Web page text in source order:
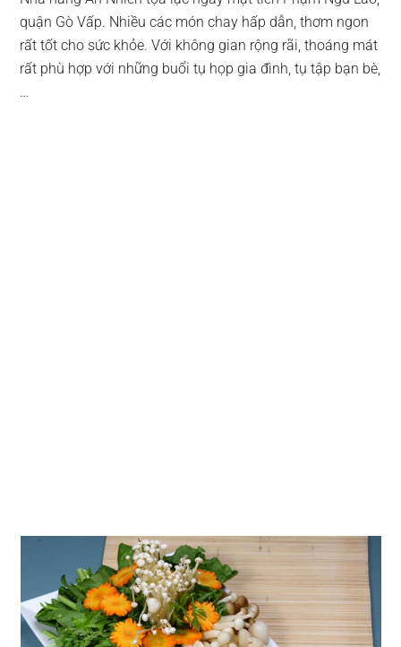
quận Gò Vấp. Nhiều các món chay hấp dẫn, thơm ngon
rất tốt cho sức khỏe. Với không gian rộng rãi, thoáng mát
rất phù hợp với những buổi tụ họp gia đình, tụ tập bạn bè,
…